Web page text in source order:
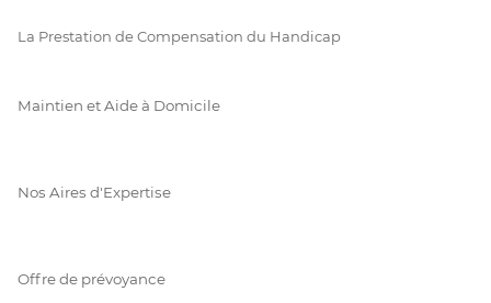
La Prestation de Compensation du Handicap
Maintien et Aide à Domicile
Nos Aires d'Expertise
Offre de prévoyance